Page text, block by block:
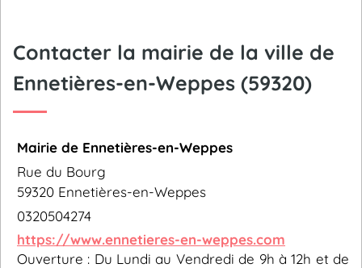
Contacter la mairie de la ville de
Ennetières-en-Weppes (59320)
Mairie de Ennetières-en-Weppes
Rue du Bourg
59320 Ennetières-en-Weppes
0320504274
https://www.ennetieres-en-weppes.com
Ouverture : Du Lundi au Vendredi de 9h à 12h et de